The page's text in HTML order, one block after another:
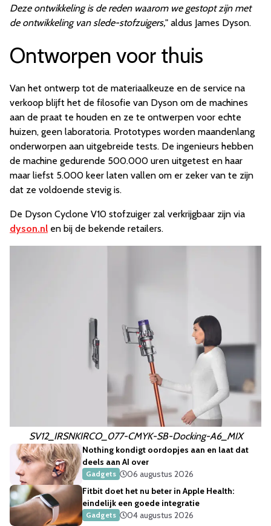
Deze ontwikkeling is de reden waarom we gestopt zijn met
de ontwikkeling van slede-stofzuigers," aldus James Dyson.
Ontworpen voor thuis
Van het ontwerp tot de materiaalkeuze en de service na
verkoop blijft het de filosofie van Dyson om de machines
aan de praat te houden en ze te ontwerpen voor echte
huizen, geen laboratoria. Prototypes worden maandenlang
onderworpen aan uitgebreide tests. De ingenieurs hebben
de machine gedurende 500.000 uren uitgetest en haar
maar liefst 5.000 keer laten vallen om er zeker van te zijn
dat ze voldoende stevig is.
De Dyson Cyclone V10 stofzuiger zal verkrijgbaar zijn via
dyson.nl en bij de bekende retailers.
SV12_IRSNKIRCO_077-CMYK-SB-Docking-A6_MIX
Nothing kondigt oordopjes aan en laat dat
deels aan AI over
Gadgets
06 augustus 2026
Fitbit doet het nu beter in Apple Health:
eindelijk een goede integratie
Gadgets
04 augustus 2026